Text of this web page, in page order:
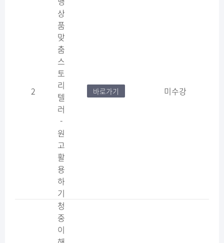
2
상
품
맞
춤
스
토
리
텔
러
-
원
고
활
용
하
기
바로가기 미수강
청
중
이